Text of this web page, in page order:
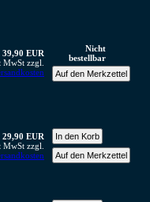
39,90 EUR
MwSt zzgl.
Nicht
bestellbar
29,90 EUR
MwSt zzgl.